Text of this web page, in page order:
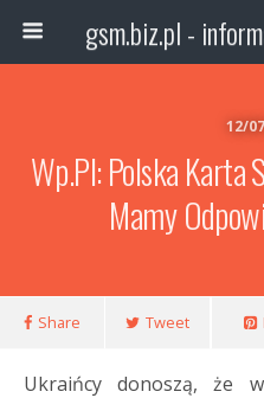
12/
Wp.pl: Polska Karta
Mamy
Share Tweet
Ukraińcy donoszą, że